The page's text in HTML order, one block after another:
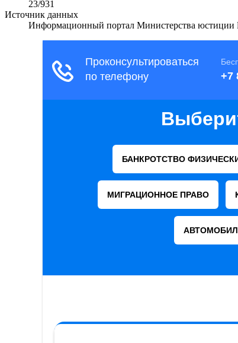
23/931
Источник данных
Информационный портал Министерства юстиции